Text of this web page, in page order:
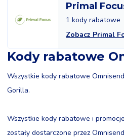
Primal
1 kody rabatowe
Zobacz Primal
Kody rabatowe
Wszystkie kody rabatowe
Gorilla.
Wszystkie kody rabatowe i
zostały dostarczone przez